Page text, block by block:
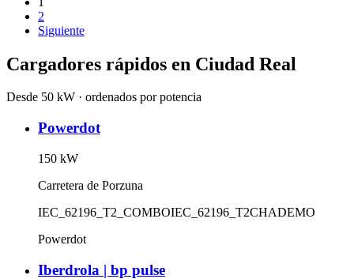
2
Siguiente
Cargadores rápidos en Ciudad Real
Desde 50 kW · ordenados por potencia
Powerdot
150 kW
Carretera de Porzuna
IEC_62196_T2_COMBOIEC_62196_T2CHADEMO
Powerdot
Iberdrola | bp pulse